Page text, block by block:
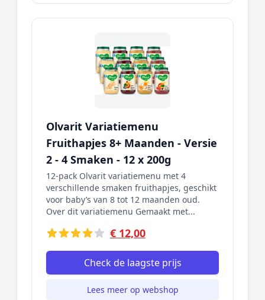
Olvarit Variatiemenu
Fruithapjes 8+ Maanden - Versie
2 - 4 Smaken - 12 x 200g
12-pack Olvarit variatiemenu met 4
verschillende smaken fruithapjes, geschikt
voor baby’s van 8 tot 12 maanden oud.
Over dit variatiemenu Gemaakt met...
€ 12,00
Check de laagste prijs
Lees meer op webshop